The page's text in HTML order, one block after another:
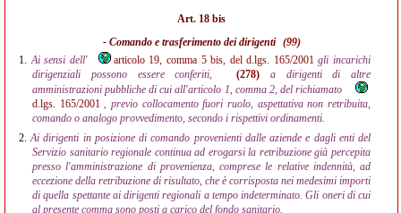
Art. 18 bis
- Comando e trasferimento dei dirigenti (99)
1.Ai sensi dell' articolo 19, comma 5 bis, del d.lgs. 165/2001 gli incarichi
dirigenziali possono essere conferiti,
(278) a dirigenti di altre
amministrazioni pubbliche di cui all'articolo 1, comma 2, del richiamato
d.lgs. 165/2001 , previo collocamento fuori ruolo, aspettativa non retribuita,
comando o analogo provvedimento, secondo i rispettivi ordinamenti.
2.Ai dirigenti in posizione di comando provenienti dalle aziende e dagli enti del
Servizio sanitario regionale continua ad erogarsi la retribuzione già percepita
presso l'amministrazione di provenienza, comprese le relative indennità, ad
eccezione della retribuzione di risultato, che è corrisposta nei medesimi importi
di quella spettante ai dirigenti regionali a tempo indeterminato. Gli oneri di cui
al presente comma sono posti a carico del fondo sanitario.